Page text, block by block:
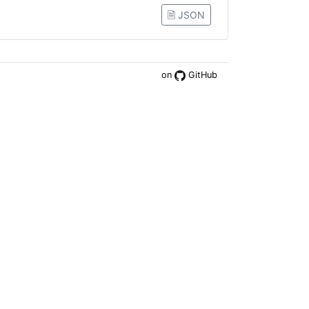
🗎 JSON
on GitHub